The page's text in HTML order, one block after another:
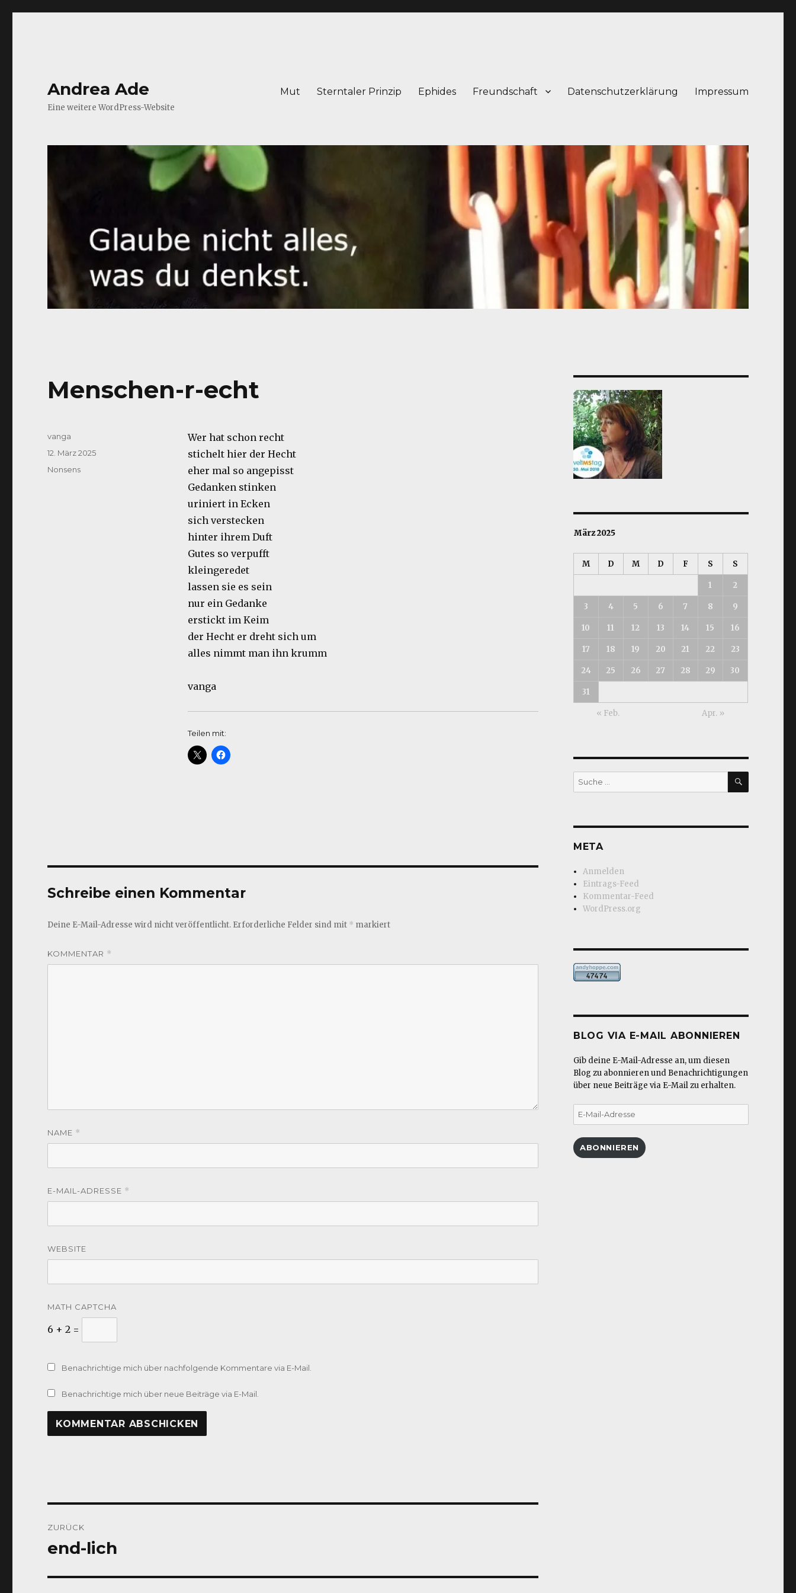
Andrea Ade
Eine weitere WordPress-Website
Mut Sterntaler Prinzip Ephides Freundschaft Datenschutzerklärung Impressum
Menschen-r-echt
Wer hat schon recht
stichelt hier der Hecht
eher mal so angepisst
Gedanken stinken
uriniert in Ecken
sich verstecken
hinter ihrem Duft
Gutes so verpufft
kleingeredet
lassen sie es sein
nur ein Gedanke
erstickt im Keim
der Hecht er dreht sich um
alles nimmt man ihn krumm
vanga
Teilen mit:
Autor
vanga
Veröffentlicht
12. März 2025
Kategorien
Nonsens
Schreibe einen Kommentar
Deine E-Mail-Adresse wird nicht veröffentlicht. Erforderliche Felder sind mit * markiert
KOMMENTAR *
NAME *
E-MAIL-ADRESSE *
WEBSITE
MATH CAPTCHA
6 + 2 =
Benachrichtige mich über nachfolgende Kommentare via E-Mail.
Benachrichtige mich über neue Beiträge via E-Mail.
ZURÜCK
Vorheriger
end-lich
März 2025
M D M D F S S
1 2
3 4 5 6 7 8 9
10 11 12 13 14 15 16
17 18 19 20 21 22 23
24 25 26 27 28 29 30
31
« Feb. Apr. »
Suche
nach:
SUCHEN
META
Anmelden
Eintrags-Feed
Kommentar-Feed
WordPress.org
BLOG VIA E-MAIL ABONNIEREN
Gib deine E-Mail-Adresse an, um diesen
Blog zu abonnieren und Benachrichtigungen
über neue Beiträge via E-Mail zu erhalten.
E-
Mail-
ABONNIEREN